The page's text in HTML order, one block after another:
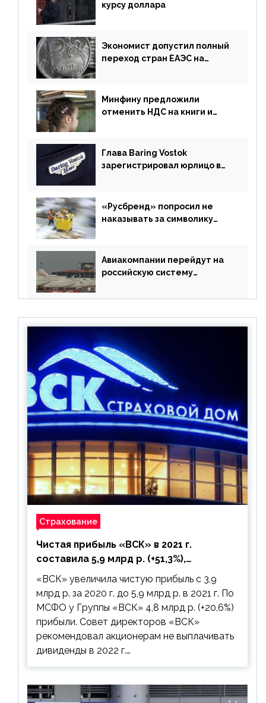
курсу доллара
Экономист допустил полный
переход стран ЕАЭС на
Минфину предложили
отменить НДС на книги и
Глава Baring Vostok
зарегистрировал юрлицо в
«Русбренд» попросил не
наказывать за символику
Авиакомпании перейдут на
российскую систему
Страхование
Чистая прибыль «ВСК» в 2021 г.
составила 5,9 млрд р. (+51,3%),
дивиденды рекомендовано не
выплачивать
«ВСК» увеличила чистую прибыль с 3,9
млрд р. за 2020 г. до 5,9 млрд р. в 2021 г. По
МСФО у Группы «ВСК» 4,8 млрд р. (+20,6%)
прибыли. Совет директоров «ВСК»
рекомендовал акционерам не выплачивать
дивиденды в 2022 г.…